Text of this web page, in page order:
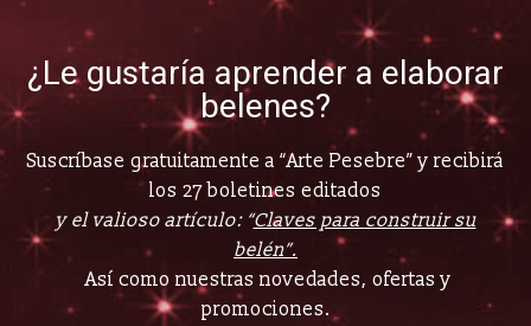
¿Le gustaría aprender a elaborar
belenes?
Suscríbase gratuitamente a “Arte Pesebre” y recibirá
los 27 boletines editados
y el valioso artículo: “Claves para construir su
belén”.
Así como nuestras novedades, ofertas y
promociones.